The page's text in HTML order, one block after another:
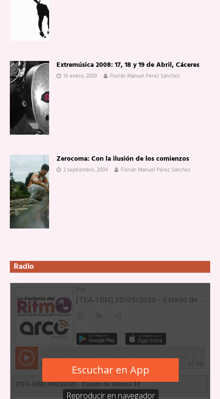
Extremúsica 2008: 17, 18 y 19 de Abril, Cáceres
16 enero, 2009 Florián Manuel Pérez Sánchez
Zerocoma: Con la ilusión de los comienzos
2 septiembre, 2004 Florián Manuel Pérez Sánchez
Radio